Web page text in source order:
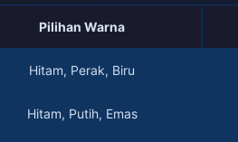
Pilihan Warna
Hitam, Perak, Biru
Hitam, Putih, Emas